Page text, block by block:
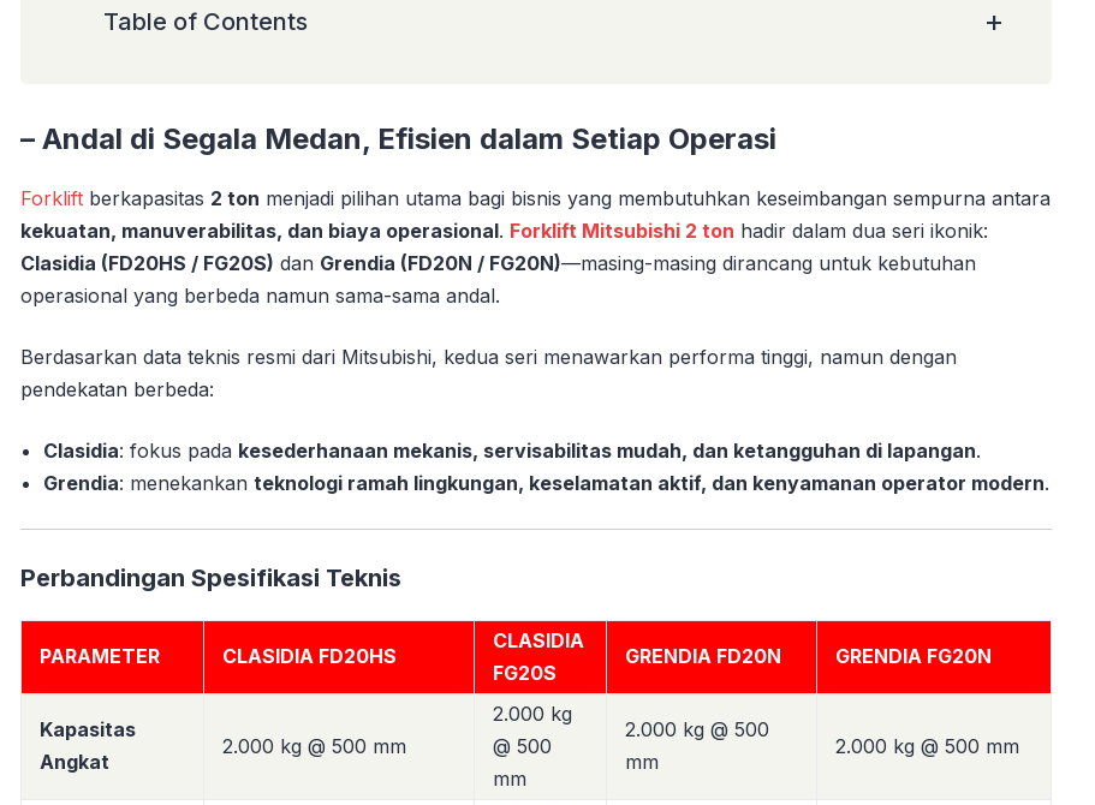
Table of Contents +
– Andal di Segala Medan, Efisien dalam Setiap Operasi
Forklift berkapasitas 2 ton menjadi pilihan utama bagi bisnis yang membutuhkan keseimbangan sempurna antara
kekuatan, manuverabilitas, dan biaya operasional. Forklift Mitsubishi 2 ton hadir dalam dua seri ikonik:
Clasidia (FD20HS / FG20S) dan Grendia (FD20N / FG20N)—masing-masing dirancang untuk kebutuhan
operasional yang berbeda namun sama-sama andal.
Berdasarkan data teknis resmi dari Mitsubishi, kedua seri menawarkan performa tinggi, namun dengan
pendekatan berbeda:
Clasidia: fokus pada kesederhanaan mekanis, servisabilitas mudah, dan ketangguhan di lapangan.
Grendia: menekankanteknologi ramah lingkungan, keselamatan aktif, dan kenyamanan operator modern.
Perbandingan Spesifikasi Teknis
PARAMETER CLASIDIA FD20HS
CLASIDIA
FG20S
GRENDIA FD20N GRENDIA FG20N
Kapasitas
Angkat
2.000 kg @ 500 mm
2.000 kg
@ 500
mm
2.000 kg @ 500
mm
2.000 kg @ 500 mm